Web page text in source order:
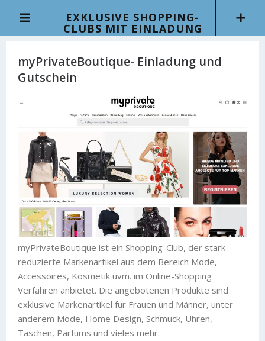
EXKLUSIVE SHOPPING-
CLUBS MIT EINLADUNG
myPrivateBoutique- Einladung und
Gutschein
myPrivateBoutique ist ein Shopping-Club, der stark
reduzierte Markenartikel aus dem Bereich Mode,
Accessoires, Kosmetik uvm. im Online-Shopping
Verfahren anbietet. Die angebotenen Produkte sind
exklusive Markenartikel für Frauen und Männer, unter
anderem Mode, Home Design, Schmuck, Uhren,
Taschen, Parfums und vieles mehr.